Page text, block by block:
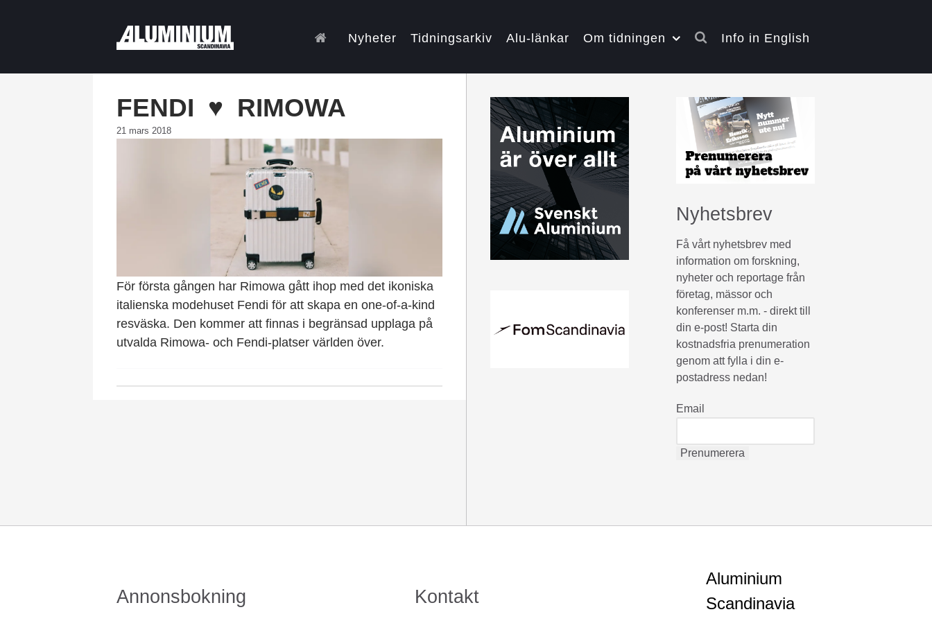
Nyheter Tidningsarkiv Alu-länkar Om tidningen Info in English
FENDI ♥ RIMOWA
21 mars 2018
För första gången har Rimowa gått ihop med det ikoniska
italienska modehuset Fendi för att skapa en one-of-a-kind
resväska. Den kommer att finnas i begränsad upplaga på
utvalda Rimowa- och Fendi-platser världen över.
Nyhetsbrev
Få vårt nyhetsbrev med
information om forskning,
nyheter och reportage från
företag, mässor och
konferenser m.m. - direkt till
din e-post! Starta din
kostnadsfria prenumeration
genom att fylla i din e-
postadress nedan!
Email
Annonsbokning Kontakt
Aluminium
Scandinavia